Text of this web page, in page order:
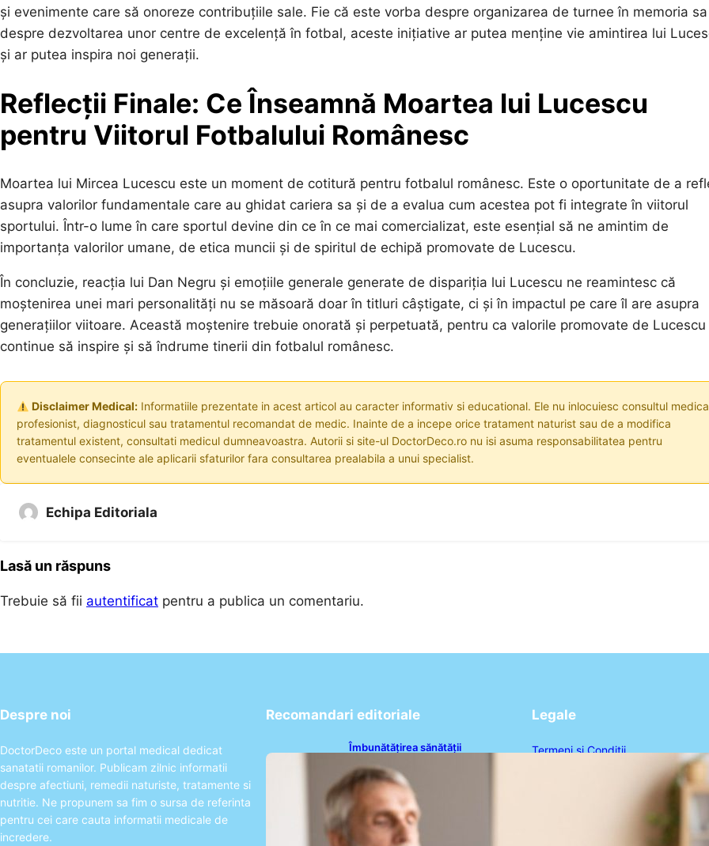
și evenimente care să onoreze contribuțiile sale. Fie că este vorba despre organizarea de turnee în memoria
despre dezvoltarea unor centre de excelență în fotbal, aceste inițiative ar putea menține vie amintirea lui
și ar putea inspira noi generații.
Reflecții Finale: Ce Înseamnă Moartea lui Lucescu
pentru Viitorul Fotbalului Românesc
Moartea lui Mircea Lucescu este un moment de cotitură pentru fotbalul românesc. Este o oportunitate de a
asupra valorilor fundamentale care au ghidat cariera sa și de a evalua cum acestea pot fi integrate în viitorul
sportului. Într-o lume în care sportul devine din ce în ce mai comercializat, este esențial să ne amintim de
importanța valorilor umane, de etica muncii și de spiritul de echipă promovate de Lucescu.
În concluzie, reacția lui Dan Negru și emoțiile generale generate de dispariția lui Lucescu ne reamintesc că
moștenirea unei mari personalități nu se măsoară doar în titluri câștigate, ci și în impactul pe care îl are asupra
generațiilor viitoare. Această moștenire trebuie onorată și perpetuată, pentru ca valorile promovate de Lucescu
continue să inspire și să îndrume tinerii din fotbalul românesc.
Disclaimer Medical:Informatiile prezentate in acest articol au caracter informativ si educational. Ele nu inlocuiesc consultul
profesionist, diagnosticul sau tratamentul recomandat de medic. Inainte de a incepe orice tratament naturist sau de a modifica
tratamentul existent, consultati medicul dumneavoastra. Autorii si site-ul DoctorDeco.ro nu isi asuma responsabilitatea pentru
eventualele consecinte ale aplicarii sfaturilor fara consultarea prealabila a unui specialist.
Echipa Editoriala
Lasă un răspuns
Trebuie să fii autentificat pentru a publica un comentariu.
Despre noi
DoctorDeco este un portal medical dedicat
sanatatii romanilor. Publicam zilnic informatii
despre afectiuni, remedii naturiste, tratamente si
nutritie. Ne propunem sa fim o sursa de referinta
pentru cei care cauta informatii medicale de
incredere.
Recomandari editoriale
Îmbunătățirea sănătății
simple pentru reducerea tensiunii
arteriale la domiciliu
Legale
Termeni și Condiții
Politica de Confidențialitate